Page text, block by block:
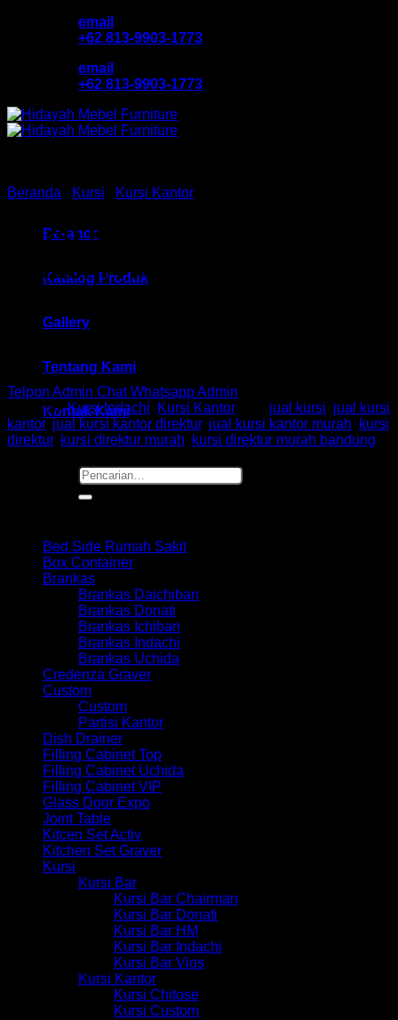
email
+62 813-9903-1773
email
+62 813-9903-1773
Beranda
Katalog Produk
Gallery
Tentang Kami
Kontak Kami
Pencarian
untuk:
Beranda Kursi Kursi Kantor
Kursi Kantor Direktur
Indachi HM Cyan Net I AL
Telpon Admin Chat Whatsapp Admin
Kategori:Kursi Indachi Kursi Kantor jual kursi jual kursi
kantor, jual kursi kantor direktur, jual kursi kantor murah
kursi
direktur, kursi direktur murah kursi direktur murah bandung
Bed Side Rumah Sakit
Box Container
Brankas
Brankas Daichiban
Brankas Donati
Brankas Ichiban
Brankas Indachi
Brankas Uchida
Credenza Graver
Custom
Custom
Partisi Kantor
Dish Drainer
Filling Cabinet Top
Filling Cabinet Uchida
Filling Cabinet VIP
Glass Door Expo
Joint Table
Kitcen Set Activ
Kitchen Set Graver
Kursi
Kursi Bar
Kursi Bar Chairman
Kursi Bar Donati
Kursi Bar HM
Kursi Bar Indachi
Kursi Bar Vios
Kursi Kantor
Kursi Chitose
Kursi Custom